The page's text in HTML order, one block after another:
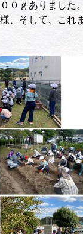
０ｇありました。
、そして、これ